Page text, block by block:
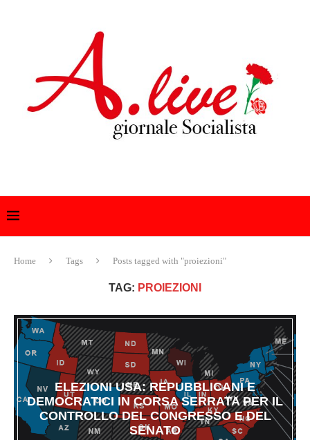
Home Tags Posts tagged with "proiezioni"
TAG: PROIEZIONI
ELEZIONI USA: REPUBBLICANI E
DEMOCRATICI IN CORSA SERRATA PER IL
CONTROLLO DEL CONGRESSO E DEL
SENATO